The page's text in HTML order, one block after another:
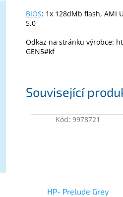
Související
HP- Prelude Grey
Kód:9978721
BIOS: 1x 128dMb flash, AMI
5.0
Odkaz na stránku výrobce:
GEN5#kf